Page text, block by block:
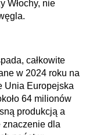
Włochy, nie
całkowite
w 2024 roku na
Unia Europejska
64 milionów
produkcją a
znaczenie dla